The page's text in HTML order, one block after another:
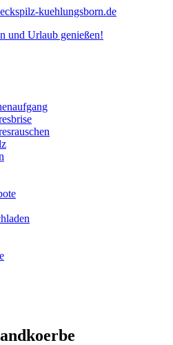
kuehlungsborn.de
und Urlaub genießen!